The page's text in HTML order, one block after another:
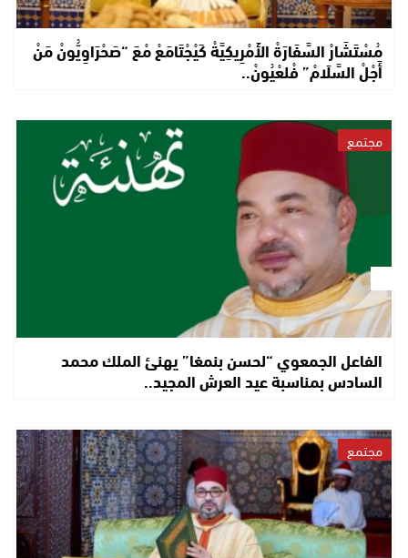
مُسْتَشَارْ السَّفَارَةْ الأَمْرِيكِيَّةْ كَيْجْتَامَعْ مْعَ “صَحْرَاوِيُّونْ مَنْ
أَجْلْ السَّلَامْ” فْلعْيُونْ..
مجتمع
الفاعل الجمعوي “لحسن بنمغا” يهنئ الملك محمد
السادس بمناسبة عيد العرش المجيد..
مجتمع